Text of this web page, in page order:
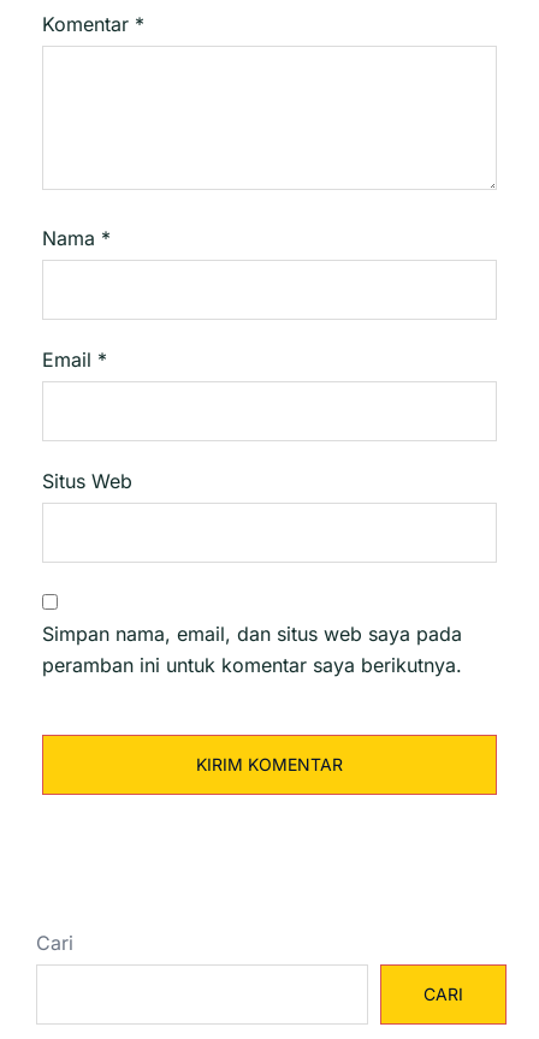
Komentar *
Nama *
Email *
Situs Web
Simpan nama, email, dan situs web saya pada
peramban ini untuk komentar saya berikutnya.
Cari
CARI